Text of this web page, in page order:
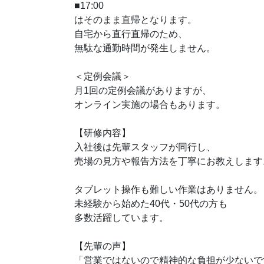
■17:00
はそのまま直帰となります。
自宅から直行直帰のため、
無駄な通勤時間が発生しません。
＜定例会議＞
月1回の定例会議がありますが、
オンライン実施の場合もあります。
【研修内容】
入社後は先輩スタッフが同行し、
売場の見方や報告方法を丁寧にお教えします
タブレット操作も難しい作業はありません。
未経験から始めた40代・50代の方も
多数活躍しています。
【先輩の声】
「営業ではないので精神的な負担が少ないで